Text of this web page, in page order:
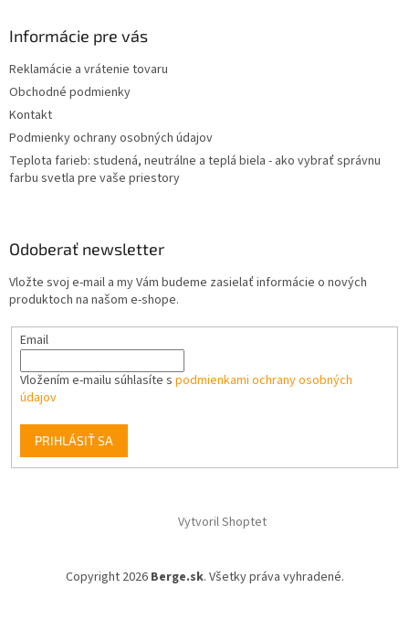
Informácie pre vás
Reklamácie a vrátenie tovaru
Obchodné podmienky
Kontakt
Podmienky ochrany osobných údajov
Teplota farieb: studená, neutrálne a teplá biela - ako vybrať správnu
farbu svetla pre vaše priestory
Odoberať newsletter
Vložte svoj e-mail a my Vám budeme zasielať informácie o nových
produktoch na našom e-shope.
Email
Vložením e-mailu súhlasíte s podmienkami ochrany osobných
údajov
PRIHLÁSIŤ SA
Vytvoril Shoptet
Copyright 2026 Berge.sk. Všetky práva vyhradené.